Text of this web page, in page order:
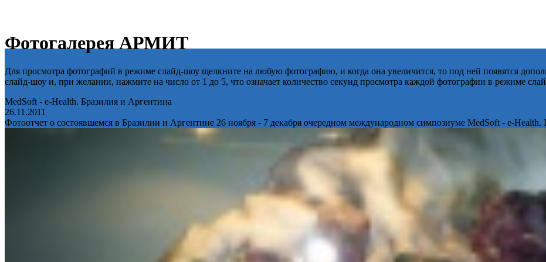
Фотогалерея АРМИТ
Для просмотра фотографий в режиме слайд-шоу щелкните на любую фотографию, и когда она увеличится, то под ней появятся
слайд-шоу и, при желании, нажмите на число от 1 до 5, что означает количество секунд просмотра каждой фотографии в режиме
MedSoft - e-Health. Бразилия и Аргентина
26.11.2011
Фотоотчет о состоявшемся в Бразилии и Аргентине 26 ноября - 7 декабря очередном международном симпозиуме MedSoft - e-